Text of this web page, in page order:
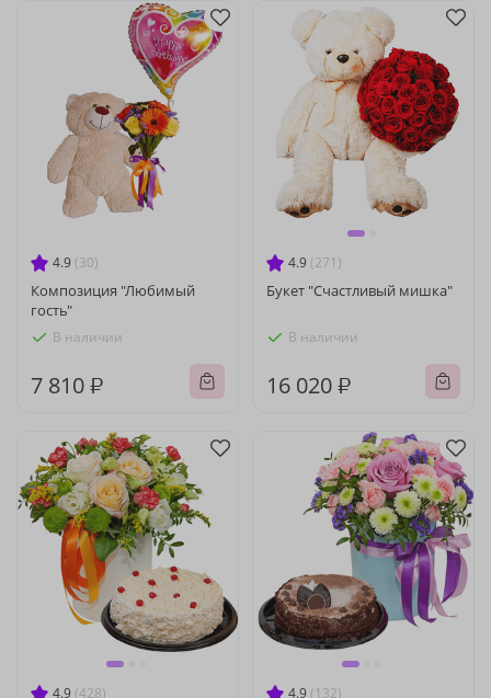
4.9 (30)
Композиция "Любимый
гость"
В наличии
7 810 ₽
4.9 (271)
Букет "Счастливый мишка"
В наличии
16 020 ₽
4.9 (428) 4.9 (132)